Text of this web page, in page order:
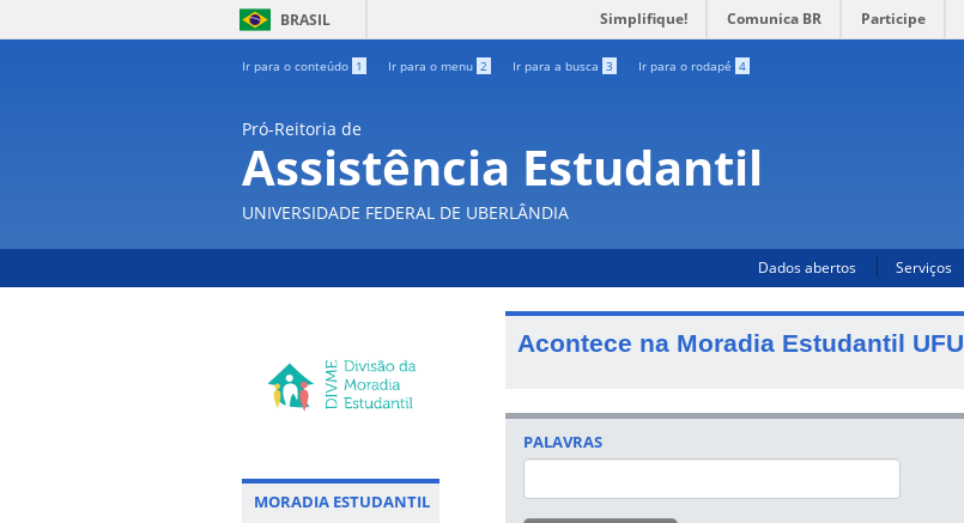
BRASIL Simplifique! Comunica BR Participe
Ir para o conteúdo 1 Ir para o menu 2 Ir para a busca 3 Ir para o rodapé 4
Pró-Reitoria de
Assistência Estudantil
UNIVERSIDADE FEDERAL DE UBERLÂNDIA
Dados abertos Serviços
MORADIA ESTUDANTIL
Acontece na Moradia Estudantil UFU
PALAVRAS